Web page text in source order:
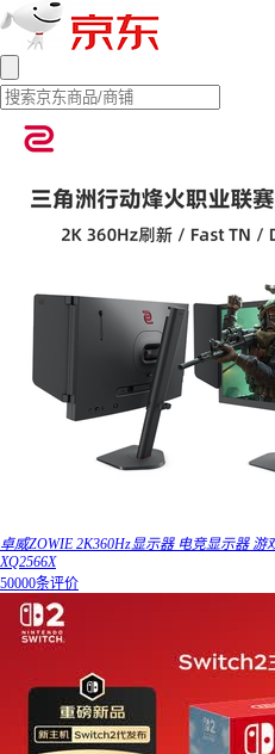
卓威ZOWIE 2K360Hz显示器 电竞显示器 游
XQ2566X
50000条评价